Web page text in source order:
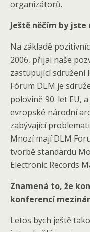
organizátorů.
Ještě něčím by
Na základě
2006, přijal naše
zastupující sdružení
Fórum DLM je
polovině 90. let EU,
evropské národní
zabývající
Mnozí mají DLM
tvorbě standardu
Electronic Records
Znamená to, že
konferencí
Letos bych ještě